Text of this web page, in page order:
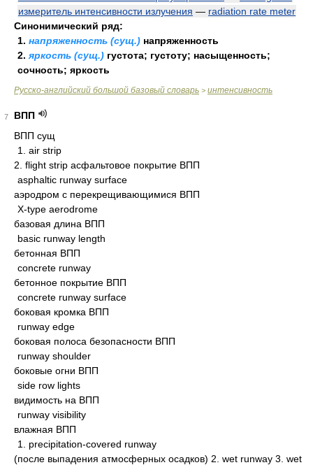
измеритель интенсивности излучения — radiation rate meter
Синонимический ряд:
1. напряженность (сущ.) напряженность
2. яркость (сущ.) густота; густоту; насыщенность;
сочность; яркость
Русско-английский большой базовый словарь > интенсивность
7
ВПП
ВПП сущ
1. air strip
2. flight strip асфальтовое покрытие ВПП
asphaltic runway surface
аэродром с перекрещивающимися ВПП
X-type aerodrome
базовая длина ВПП
basic runway length
бетонная ВПП
concrete runway
бетонное покрытие ВПП
concrete runway surface
боковая кромка ВПП
runway edge
боковая полоса безопасности ВПП
runway shoulder
боковые огни ВПП
side row lights
видимость на ВПП
runway visibility
влажная ВПП
1. precipitation-covered runway
(после выпадения атмосферных осадков) 2. wet runway 3. wet